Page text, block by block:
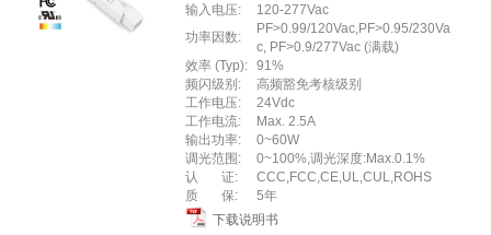
输入电压:
120-277Vac
功率因数:
PF>0.99/120Vac,PF>0.95/230Va
c, PF>0.9/277Vac (满载)
效率 (Typ): 91%
频闪级别:
高频豁免考核级别
工作电压:
24Vdc
工作电流:
Max. 2.5A
输出功率:
0~60W
调光范围:
0~100%,调光深度:Max.0.1%
认 证:
CCC,FCC,CE,UL,CUL,ROHS
质 保:
5年
下载说明书